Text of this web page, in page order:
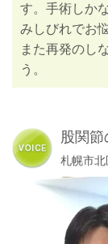
す。手術しか
みしびれでお
また再発のし
う。
股関節
札幌市